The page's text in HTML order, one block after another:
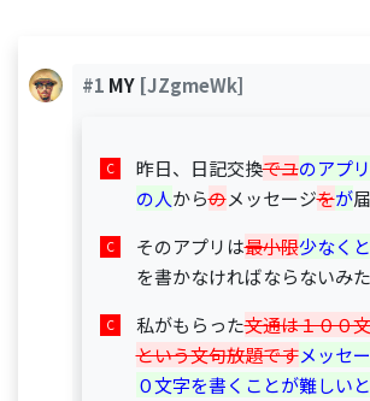
#1 MY [JZgmeWk]
昨日、日記交換でユのアプ
の人からのメッセージをが
そのアプリは最小限少なく
を書かなければならないみた
私がもらった文通は１００
という文句放題ですメッセ
０文字を書くことが難しい